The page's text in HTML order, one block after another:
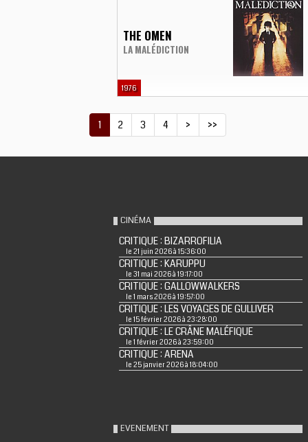
THE OMEN
LA MALÉDICTION
1976
1 2 3 4 > >>
CINÉMA
CRITIQUE : BIZARROFILIA
le 21 juin 2026 à 15:36:00
CRITIQUE : KARUPPU
le 31 mai 2026 à 19:17:00
CRITIQUE : GALLOWWALKERS
le 1 mars 2026 à 19:57:00
CRITIQUE : LES VOYAGES DE GULLIVER
le 15 février 2026 à 23:28:00
CRITIQUE : LE CRÂNE MALÉFIQUE
le 1 février 2026 à 23:59:00
CRITIQUE : ARENA
le 25 janvier 2026 à 18:04:00
EVENEMENT